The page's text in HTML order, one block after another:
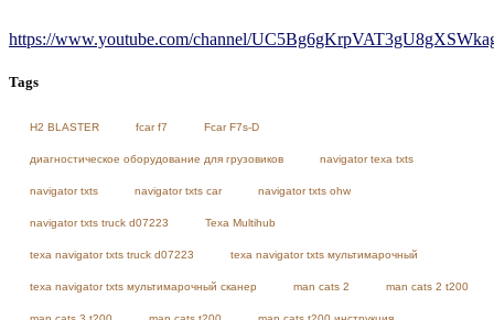
https://www.youtube.com/channel/
Tags
H2 BLASTER fcar f7 Fcar F7s-D
диагностическое оборудование для грузовиков navigator texa txts
navigator txts navigator txts car navigator txts ohw
navigator txts truck d07223 Texa Multihub
texa navigator txts truck d07223 texa navigator txts мультимарочный
texa navigator txts мультимарочный сканер man cats 2 man cats 2 t200